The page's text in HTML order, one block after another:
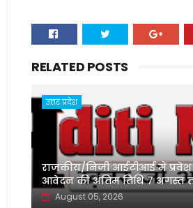
RELATED POSTS
उत्तर प्रदेश
राजकीय/निजी आईटीआई में
आवेदन की अंतिम तिथि 7 अगस्त
August 05, 2026